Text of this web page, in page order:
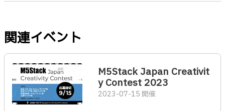
関連イベント
M5Stack Japan Creativit
y Contest 2023
2023-07-15 開催